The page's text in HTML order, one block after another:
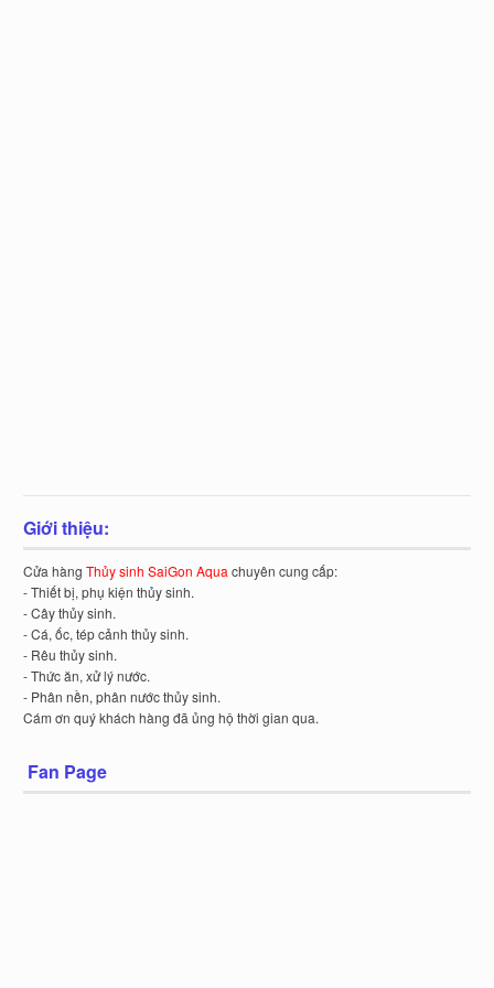
Giới thiệu:
Cửa hàngThủy sinh SaiGon Aquachuyên cung cấp:
- Thiết bị, phụ kiện thủy sinh.
- Cây thủy sinh.
- Cá, ốc, tép cảnh thủy sinh.
- Rêu thủy sinh.
- Thức ăn, xử lý nước.
- Phân nền, phân nước thủy sinh.
Cám ơn quý khách hàng đã ủng hộ thời gian qua.
Fan Page